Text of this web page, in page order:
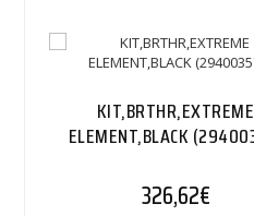
KIT,BRTHR,EXTREME
ELEMENT,BLACK
326,62€